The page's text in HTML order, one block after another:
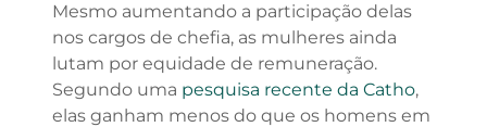
Mesmo aumentando a participação delas
nos cargos de chefia, as mulheres ainda
lutam por equidade de remuneração.
Segundo uma pesquisa recente da Catho,
elas ganham menos do que os homens em